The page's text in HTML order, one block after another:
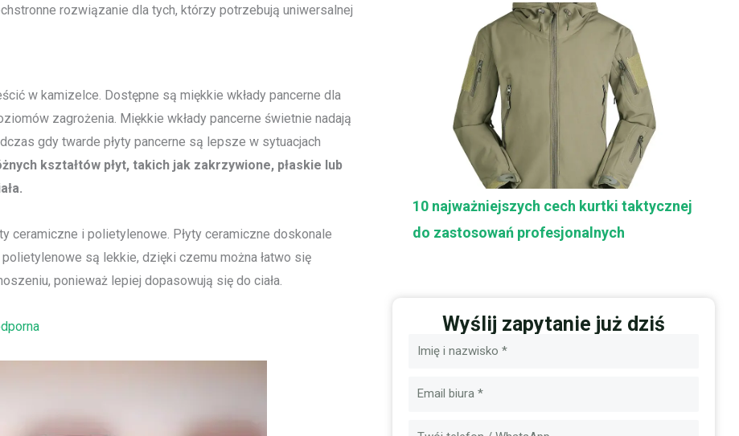
rozwiązanie dla tych, którzy potrzebują uniwersalnej
w kamizelce. Dostępne są miękkie wkłady pancerne dla
zagrożenia. Miękkie wkłady pancerne świetnie nadają
gdy twarde płyty pancerne są lepsze w sytuacjach
kształtów płyt, takich jak zakrzywione, płaskie lub
ceramiczne i polietylenowe. Płyty ceramiczne doskonale
są lekkie, dzięki czemu można łatwo się
ponieważ lepiej dopasowują się do ciała.
10 najważniejszych cech kurtki taktycznej
do zastosowań profesjonalnych
Wyślij zapytanie już dziś
Nazwa
E-
Wiadomość